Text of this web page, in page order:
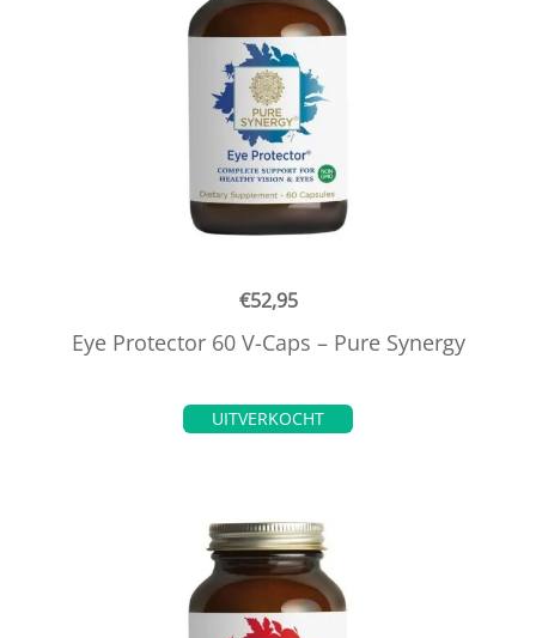
€52,95
Eye Protector 60 V-Caps – Pure Synergy
UITVERKOCHT